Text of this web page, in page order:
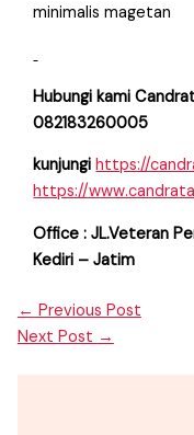
minimalis magetan
Hubungi kami
082183260005
kunjungihttps://
https://
Office : JL.Veteran
Kediri – Jatim
← Previous Post
Next Post →